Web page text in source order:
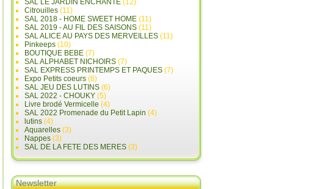
SAL LE JARDIN ENCHANTE (12)
Citrouilles (11)
SAL 2018 - HOME SWEET HOME (11)
SAL 2019 - AU FIL DES SAISONS (11)
SAL ALICE AU PAYS DES MERVEILLES (11)
Pinkeeps (10)
BOUTIQUE BEBE (7)
SAL ALPHABET NICHOIRS (7)
SAL EXPRESS PRINTEMPS ET PAQUES (7)
Expo Petits coeurs (6)
SAL JEU DES LUTINS (6)
SAL 2022 - CHOUKY (5)
Livre brodé Vermicelle (4)
SAL 2022 Promenade du Petit Lapin (4)
lutins (4)
Aquarelles (3)
Nappes (3)
SAL DE LA FETE DES MERES (3)
Newsletter